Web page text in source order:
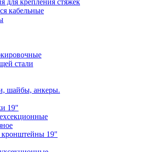
для крепления стяжек
кабельные
стали
шайбы, анкеры.
19"
19"